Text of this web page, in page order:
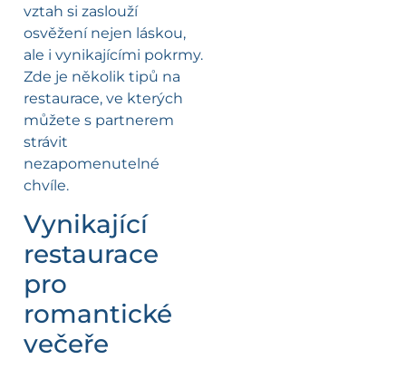
vztah si zaslouží
osvěžení nejen láskou,
ale i vynikajícími pokrmy.
Zde je několik tipů na
restaurace, ve kterých
můžete s partnerem
strávit
nezapomenutelné
chvíle.
Vynikající
restaurace
pro
romantické
večeře